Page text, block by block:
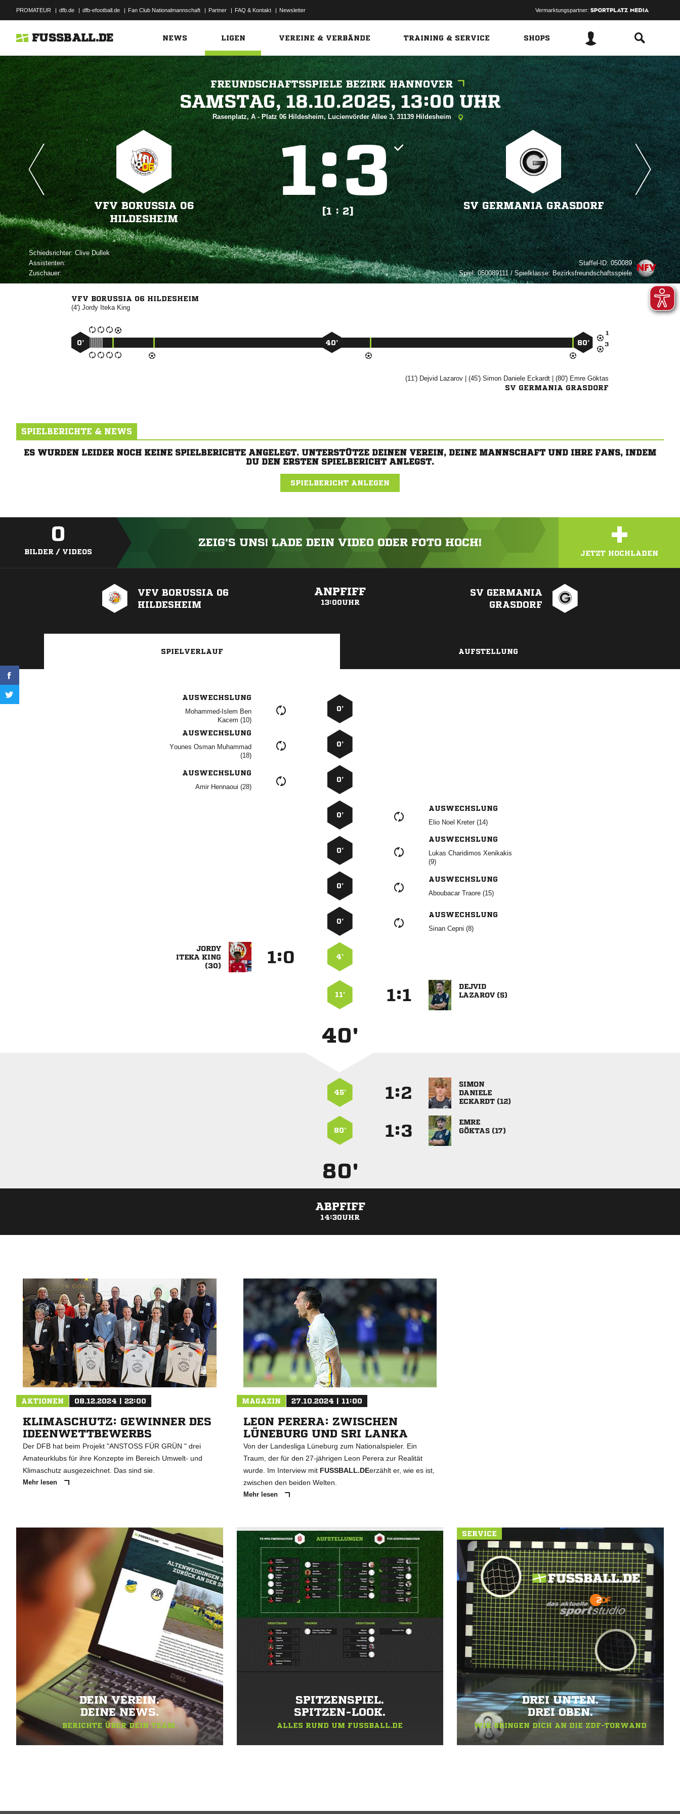
PROMATEUR | dfb.de | dfb-efootball.de | Fan Club Nationalmannschaft | Partner | FAQ & Kontakt | Newsletter Vermarktungspartner:
FUSSBALL.DE NEWS LIGEN VEREINE & VERBÄNDE TRAINING & SERVICE SHOPS
FREUNDSCHAFTSSPIELE BEZIRK HANNOVER
   
Rasenplatz, A - Platz 06 Hildesheim, Lucienvörder Allee 3, 31139 Hildesheim
VFV BORUSSIA 06
HILDESHEIM
:
[1 : 2]
SV GERMANIA GRASDORF
Schiedsrichter:  
Assistenten:
Zuschauer:
Staffel-ID:050089
Spiel:050089111 / Spielklasse: Bezirksfreundschaftsspiele
VFV BORUSSIA 06 HILDESHEIM
(4')  


0’ 40’ 80’
(11')   | (45')   | (80')  
SV GERMANIA GRASDORF
SPIELBERICHTE & NEWS
ES WURDEN LEIDER NOCH KEINE SPIELBERICHTE ANGELEGT. UNTERSTÜTZE DEINEN VEREIN, DEINE MANNSCHAFT UND IHRE FANS, INDEM
DU DEN ERSTEN SPIELBERICHT ANLEGST.
SPIELBERICHT ANLEGEN
0
BILDER / VIDEOS
ZEIG'S UNS! LADE DEIN VIDEO ODER FOTO HOCH! +
JETZT HOCHLADEN
VFV BORUSSIA 06
HILDESHEIM
ANPFIFF
13:00UHR
SV GERMANIA
GRASDORF
SPIELVERLAUF AUFSTELLUNG
AUSWECHSLUNG
 
 
0’
AUSWECHSLUNG
  

0’
AUSWECHSLUNG
  
0’
0’
AUSWECHSLUNG
   
0’
AUSWECHSLUNG
  

0’
AUSWECHSLUNG
  
0’
AUSWECHSLUNG
  

 

: 4’
11’ :

 
40'
45’ :


 
80’ :

 
80'
ABPFIFF
14:30UHR
AKTIONEN 08.12.2024 | 22:00
KLIMASCHUTZ: GEWINNER DES
IDEENWETTBEWERBS
Der DFB hat beim Projekt "ANSTOSS FÜR GRÜN " drei
Amateurklubs für ihre Konzepte im Bereich Umwelt- und
Klimaschutz ausgezeichnet. Das sind sie.
Mehr lesen
MAGAZIN 27.10.2024 | 11:00
LEON PERERA: ZWISCHEN
LÜNEBURG UND SRI LANKA
Von der Landesliga Lüneburg zum Nationalspieler. Ein
Traum, der für den 27-jährigen Leon Perera zur Realität
wurde. Im Interview mit FUSSBALL.DEerzählt er, wie es ist,
zwischen den beiden Welten.
Mehr lesen
DEIN VEREIN.
DEINE NEWS.
BERICHTE ÜBER DEIN TEAM.
SPITZENSPIEL.
SPITZEN-LOOK.
ALLES RUND UM FUSSBALL.DE
SERVICE
DREI UNTEN.
DREI OBEN.
WIR BRINGEN DICH AN DIE ZDF-TORWAND